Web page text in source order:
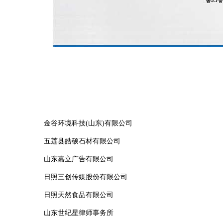
金谷环境科技(山东)有限公司
五莲县皓硕石材有限公司
山东嘉立广告有限公司
日照三创传媒股份有限公司
日照天然食品有限公司
山东世纪星律师事务所